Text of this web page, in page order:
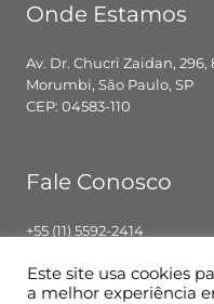
Onde Estamos
Av. Dr. Chucri Zaidan, 296,
Morumbi, São Paulo, SP
CEP: 04583-110
Fale Conosco
+55 (11) 5592-2414
Segunda – Sexta: 8h00 –
Este site usa cookies
a melhor experiência